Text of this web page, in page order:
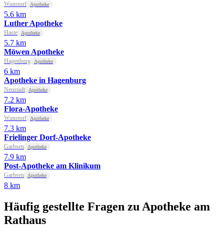
Wunstorf Apotheke
5.6 km
Luther Apotheke
Haste Apotheke
5.7 km
Möwen Apotheke
Hagenburg Apotheke
6 km
Apotheke in Hagenburg
Neustadt Apotheke
7.2 km
Flora-Apotheke
Wunstorf Apotheke
7.3 km
Frielinger Dorf-Apotheke
Garbsen Apotheke
7.9 km
Post-Apotheke am Klinikum
Garbsen Apotheke
8 km
Häufig gestellte Fragen zu Apotheke am
Rathaus